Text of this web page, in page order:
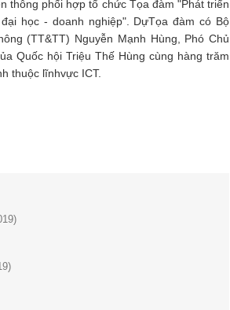
thông phối hợp tổ chức Tọa đàm "Phát triển
học - doanh nghiệp". DựTọa đàm có Bộ
(TT&TT) Nguyễn Mạnh Hùng, Phó Chủ
Quốc hội Triệu Thế Hùng cùng hàng trăm
thuộc lĩnhvực ICT.